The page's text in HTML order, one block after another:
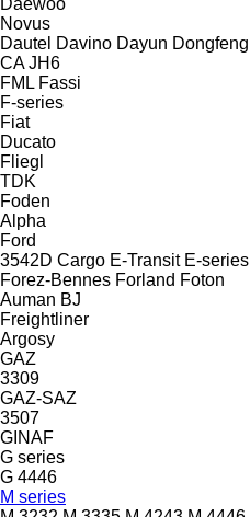
Novus
Dautel Davino Dayun Dongfeng
CA JH6
FML Fassi
F-series
Fiat
Ducato
Fliegl
TDK
Foden
Alpha
Ford
3542D Cargo E-Transit E-series
Forez-Bennes Forland Foton
Auman BJ
Freightliner
Argosy
GAZ
3309
GAZ-SAZ
3507
GINAF
G series
G 4446
M series